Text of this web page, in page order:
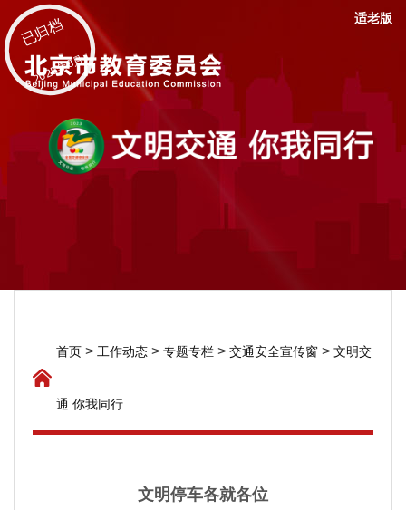
已归档
2025年8月
适老版
首页 > 工作动态 > 专题专栏 > 交通安全宣传窗 > 文明交
通 你我同行
文明停车各就各位